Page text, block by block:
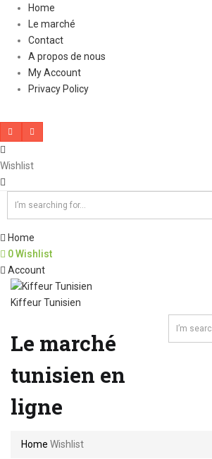
Home
Le marché
Contact
A propos de nous
My Account
Privacy Policy
Wishlist
Home
0Wishlist
Account
Kiffeur Tunisien
Le marché
tunisien en
ligne
Home Wishlist